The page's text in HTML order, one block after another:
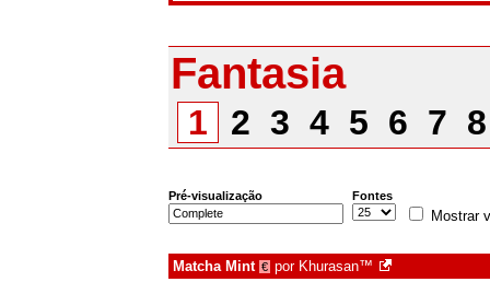
Fantasia
1 2 3 4 5 6 7
Pré-visualização Fontes
Mostrar
Matcha Mint € por Khurasan™